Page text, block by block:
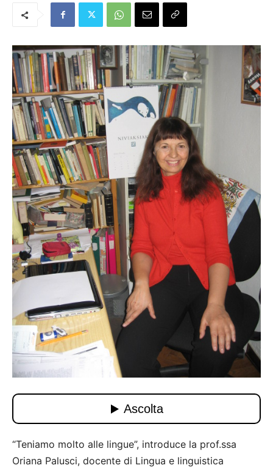
“Teniamo molto alle lingue”, introduce la prof.ssa
Oriana Palusci, docente di Lingua e linguistica